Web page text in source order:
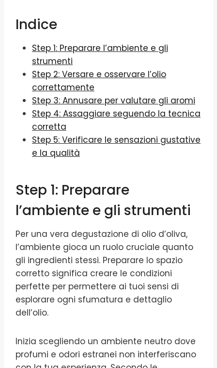
Indice
Step 1: Preparare l’ambiente e gli
strumenti
Step 2: Versare e osservare l’olio
correttamente
Step 3: Annusare per valutare gli aromi
Step 4: Assaggiare seguendo la tecnica
corretta
Step 5: Verificare le sensazioni gustative
e la qualità
Step 1: Preparare
l’ambiente e gli strumenti
Per una vera degustazione di olio d’oliva,
l’ambiente gioca un ruolo cruciale quanto
gli ingredienti stessi. Preparare lo spazio
corretto significa creare le condizioni
perfette per permettere ai tuoi sensi di
esplorare ogni sfumatura e dettaglio
dell’olio.
Inizia scegliendo un ambiente neutro dove
profumi e odori estranei non interferiscano